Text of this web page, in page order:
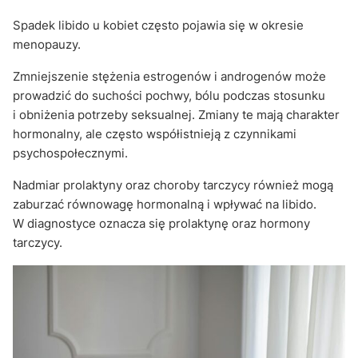
Spadek libido u kobiet często pojawia się w okresie
menopauzy.
Zmniejszenie stężenia estrogenów i androgenów może
prowadzić do suchości pochwy, bólu podczas stosunku
i obniżenia potrzeby seksualnej. Zmiany te mają charakter
hormonalny, ale często współistnieją z czynnikami
psychospołecznymi.
Nadmiar prolaktyny oraz choroby tarczycy również mogą
zaburzać równowagę hormonalną i wpływać na libido.
W diagnostyce oznacza się prolaktynę oraz hormony
tarczycy.